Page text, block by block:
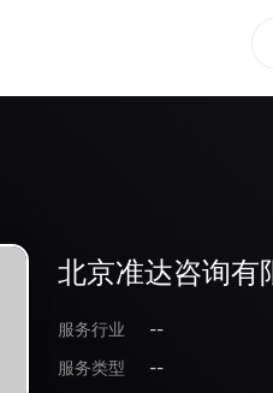
北京准达咨询有
服务行业
--
服务类型
--